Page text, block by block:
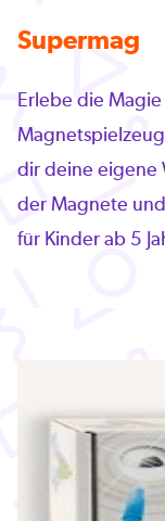
Supermag
Erlebe die
dir deine eigene
der Magnete
für Kinder ab 5